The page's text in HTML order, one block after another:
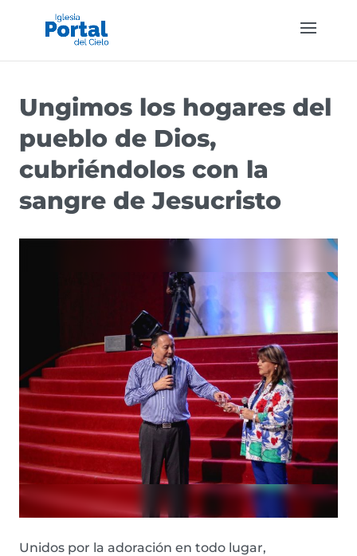
Ungimos los hogares del
pueblo de Dios,
cubriéndolos con la
sangre de Jesucristo
Unidos por la adoración en todo lugar,